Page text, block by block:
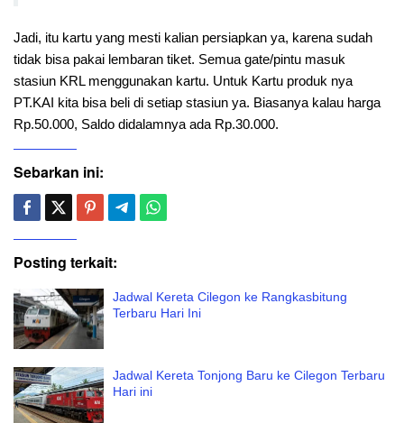
Jadi, itu kartu yang mesti kalian persiapkan ya, karena sudah
tidak bisa pakai lembaran tiket. Semua gate/pintu masuk
stasiun KRL menggunakan kartu. Untuk Kartu produk nya
PT.KAI kita bisa beli di setiap stasiun ya. Biasanya kalau harga
Rp.50.000, Saldo didalamnya ada Rp.30.000.
Sebarkan ini:
Posting terkait:
Jadwal Kereta Cilegon ke Rangkasbitung
Terbaru Hari Ini
Jadwal Kereta Tonjong Baru ke Cilegon Terbaru
Hari ini